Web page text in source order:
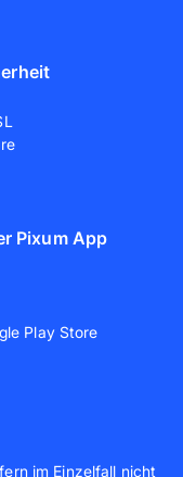
Pixum App
im Einzelfall nicht